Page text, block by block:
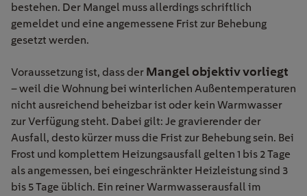
bestehen. Der Mangel muss allerdings schriftlich
gemeldet und eine angemessene Frist zur Behebung
gesetzt werden.
Voraussetzung ist, dass der Mangel objektiv vorliegt
– weil die Wohnung bei winterlichen Außentemperaturen
nicht ausreichend beheizbar ist oder kein Warmwasser
zur Verfügung steht. Dabei gilt: Je gravierender der
Ausfall, desto kürzer muss die Frist zur Behebung sein. Bei
Frost und komplettem Heizungsausfall gelten 1 bis 2 Tage
als angemessen, bei eingeschränkter Heizleistung sind 3
bis 5 Tage üblich. Ein reiner Warmwasserausfall im